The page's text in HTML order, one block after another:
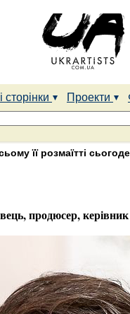
сторінки Проекти
її розмаїтті
продюсер,